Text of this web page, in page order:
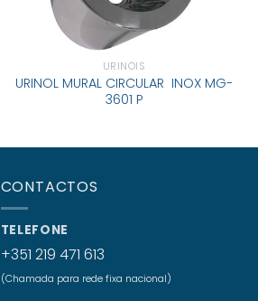
URINÓIS
URINOL MURAL CIRCULAR INOX MG-
3601 P
CONTACTOS
TELEFONE
+351 219 471 613
(Chamada para rede fixa nacional)